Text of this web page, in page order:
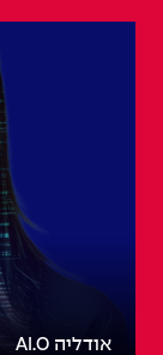
אודליה AI.O